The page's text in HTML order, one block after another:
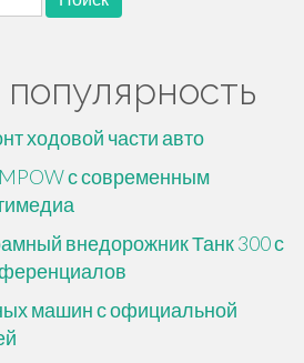
ходовой части авто
с современным
внедорожник Танк 300 с
машин с официальной